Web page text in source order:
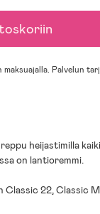
maksuajalla. Palvelun
heijastimilla
on lantioremmi.
Classic 22, Classic